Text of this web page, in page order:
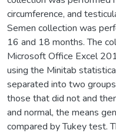
circumference, and
Semen collection was
16 and 18 months. The
Microsoft Office Excel
using the Minitab
separated into two
those that did not and
and normal, the means
compared by Tukey test.